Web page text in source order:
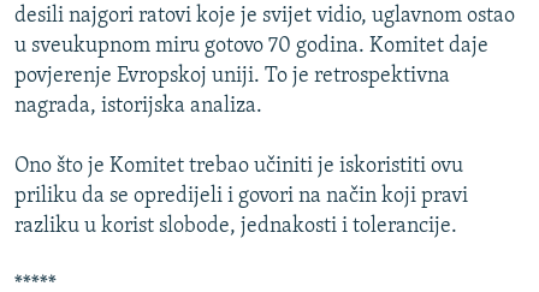
desili najgori ratovi koje je svijet vidio, uglavnom ostao
u sveukupnom miru gotovo 70 godina. Komitet daje
povjerenje Evropskoj uniji. To je retrospektivna
nagrada, istorijska analiza.
Ono što je Komitet trebao učiniti je iskoristiti ovu
priliku da se opredijeli i govori na način koji pravi
razliku u korist slobode, jednakosti i tolerancije.
*****